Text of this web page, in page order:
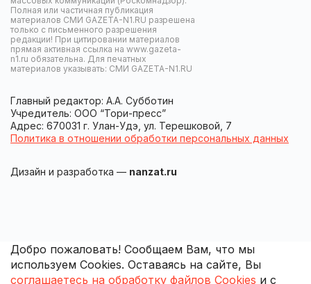
Полная или частичная публикация
материалов СМИ GAZETA-N1.RU разрешена
только с письменного разрешения
редакции! При цитировании материалов
прямая активная ссылка на www.gazeta-
n1.ru обязательна. Для печатных
материалов указывать: СМИ GAZETA-N1.RU
Главный редактор: А.А. Субботин
Учредитель: ООО “Тори-пресс”
Адрес: 670031 г. Улан-Удэ, ул. Терешковой, 7
Политика в отношении обработки персональных данных
Дизайн и разработка — nanzat.ru
Добро пожаловать! Сообщаем Вам, что мы
используем Cookies. Оставаясь на сайте, Вы
соглашаетесь на обработку файлов Cookies и с